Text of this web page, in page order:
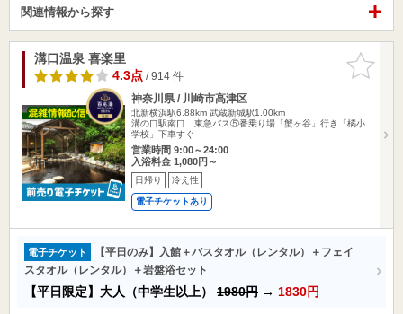
関連情報から探す
お気に入
りに追加
溝口温泉 喜楽里
4.3点/ 914 件
神奈川県 / 川崎市高津区
北新横浜駅6.88km 武蔵新城駅1.00km
溝の口駅南口 東急バス⑤番乗り場「蟹ヶ谷」行き「橘小
学校」下車すぐ
営業時間 9:00～24:00
入浴料金 1,080円～
日帰り 冷え性
電子チケットあり
電子チケット
【平日のみ】入館＋バスタオル（レンタル）＋フェイ
スタオル（レンタル）＋岩盤浴セット
【平日限定】大人（中学生以上） 1980円 → 1830円